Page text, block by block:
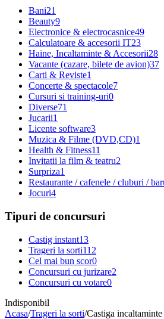
Bani21
Beauty9
Electronice & electrocasnice49
Calculatoare & accesorii IT23
Haine, Incaltaminte & Accesorii28
Vacante (cazare, bilete de avion)37
Carti & Reviste1
Concerte & spectacole7
Cursuri si training-uri0
Diverse71
Jucarii1
Licente software3
Muzica & Filme (DVD,CD)1
Health & Fitness11
Invitatii la film & teatru2
Surpriza1
Restaurante / cafenele / cluburi /
Jocuri4
Tipuri de concursuri
Castig instant13
Trageri la sorti112
Cel mai bun scor0
Concursuri cu jurizare2
Concursuri cu votare0
Indisponibil
Acasa/Trageri la sorti/Castiga